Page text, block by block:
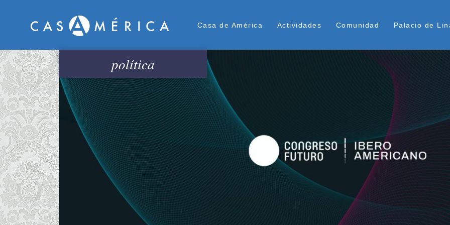
Menú Superior
Casa de América Actividades Comunidad Palacio de
política